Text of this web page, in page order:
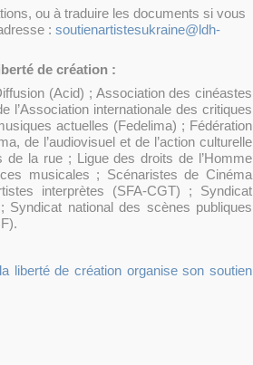
ou à traduire les documents si vous
: soutienartistesukraine@ldh-
de création :
(Acid) ; Association des cinéastes
l’Association internationale des critiques
actuelles (Fedelima) ; Fédération
de l’audiovisuel et de l’action culturelle
la rue ; Ligue des droits de l’Homme
musicales ; Scénaristes de Cinéma
interprètes (SFA-CGT) ; Syndicat
national des scènes publiques
liberté de création organise son soutien